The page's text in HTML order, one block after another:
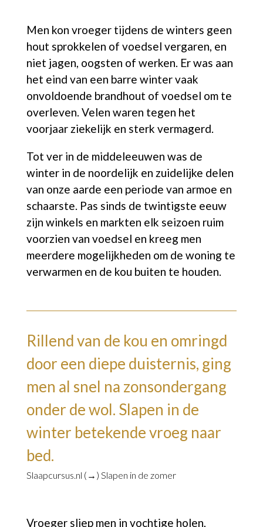
Men kon vroeger tijdens de winters geen
hout sprokkelen of voedsel vergaren, en
niet jagen, oogsten of werken. Er was aan
het eind van een barre winter vaak
onvoldoende brandhout of voedsel om te
overleven. Velen waren tegen het
voorjaar ziekelijk en sterk vermagerd.
Tot ver in de middeleeuwen was de
winter in de noordelijk en zuidelijke delen
van onze aarde een periode van armoe en
schaarste. Pas sinds de twintigste eeuw
zijn winkels en markten elk seizoen ruim
voorzien van voedsel en kreeg men
meerdere mogelijkheden om de woning te
verwarmen en de kou buiten te houden.
Rillend van de kou en omringd
door een diepe duisternis, ging
men al snel na zonsondergang
onder de wol. Slapen in de
winter betekende vroeg naar
bed.
Slaapcursus.nl (→) Slapen in de zomer
Vroeger sliep men in vochtige holen,